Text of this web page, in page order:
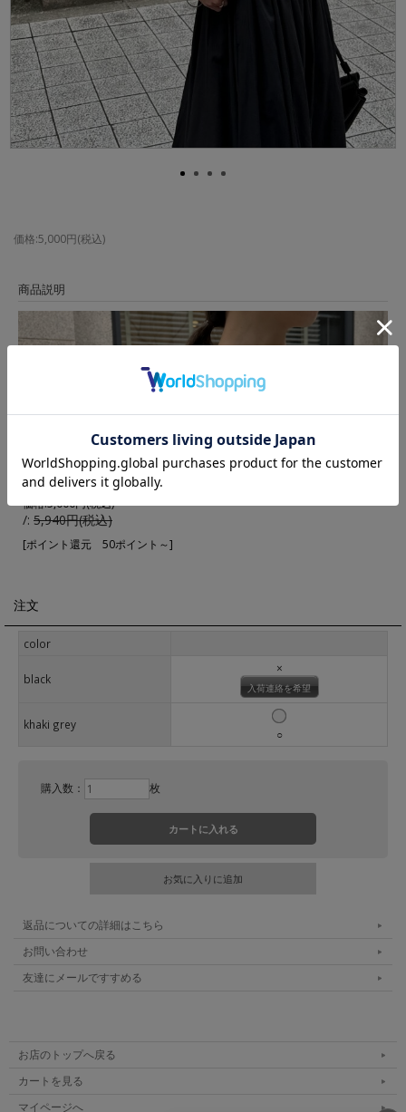
価格:5,000円(税込)
商品説明
▼ 商品説明の続きを見る ▼
価格:5,000円(税込)
/: 5,940円(税込)
[ポイント還元 50ポイント～]
注文
color
black
×
入荷連絡を希望
khaki grey
○
購入数： 枚
返品についての詳細はこちら
お問い合わせ
友達にメールですすめる
お店のトップへ戻る
カートを見る
マイページへ